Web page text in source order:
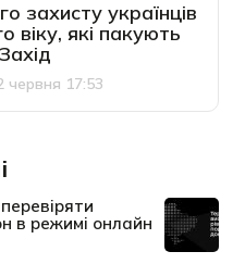
захисту українців
віку, які пакують
червня 17:53
в режимі онлайн